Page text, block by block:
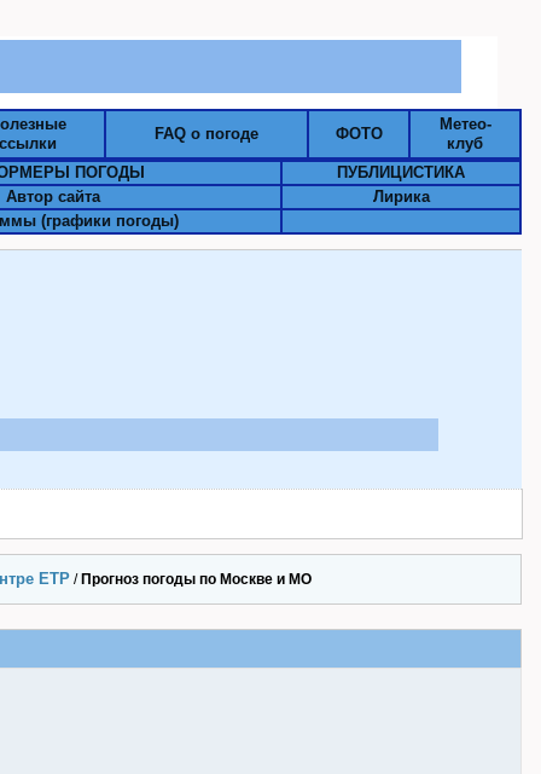
ссылки
FAQ о погоде ФОТО
Метео-
клуб
ПОГОДЫ
ПУБЛИЦИСТИКА
Автор сайта
Лирика
(графики погоды)
ЕТР / Прогноз погоды по Москве и МО